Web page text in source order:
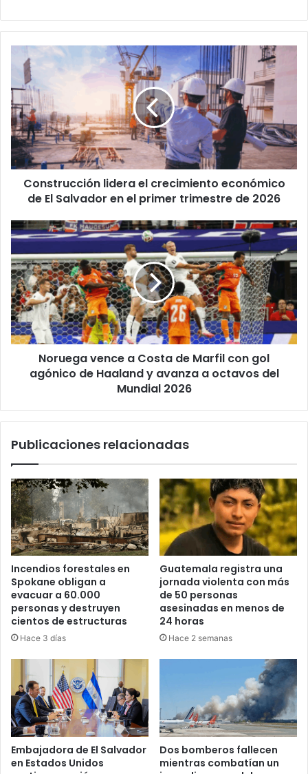
Construcción
lidera
crecimiento
económico
de
El
Salvador
en
primer
de
2026
Construcción lidera el crecimiento económico
de El Salvador en el primer trimestre de 2026
Noruega
vence
a
Costa
de
Marfil
con
gol
agónico
Haaland
a
del
Noruega vence a Costa de Marfil con gol
agónico de Haaland y avanza a octavos del
Mundial 2026
Publicaciones relacionadas
Incendios forestales en
Spokane obligan a
evacuar a 60.000
personas y destruyen
cientos de estructuras
Hace 3 días
Guatemala registra una
jornada violenta con más
de 50 personas
asesinadas en menos de
24 horas
Hace 2 semanas
Embajadora de El Salvador
en Estados Unidos
Dos bomberos fallecen
mientras combatían un